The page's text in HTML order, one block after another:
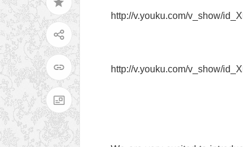
http://v.youku.com/v_show/
http://v.youku.com/v_show/